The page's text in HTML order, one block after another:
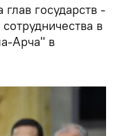
государств -
в
Арча" в